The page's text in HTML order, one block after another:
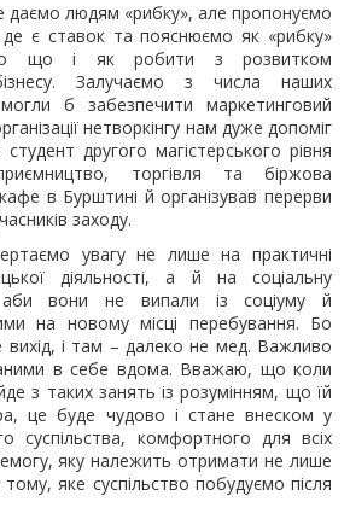
даємо людям «рибку», але пропонуємо
де є ставок та пояснюємо як «рибку»
що і як робити з розвитком
Залучаємо з числа наших
б забезпечити маркетинговий
нетворкінгу нам дуже допоміг
другого магістерського рівня
торгівля та біржова
в Бурштині й організував перерви
заходу.
увагу не лише на практичні
діяльності, а й на соціальну
вони не випали із соціуму й
на новому місці перебування. Бо
вихід, і там – далеко не мед. Важливо
в себе вдома. Вважаю, що коли
з таких занять із розумінням, що їй
це буде чудово і стане внеском у
суспільства, комфортного для всіх
яку належить отримати не лише
яке суспільство побудуємо після